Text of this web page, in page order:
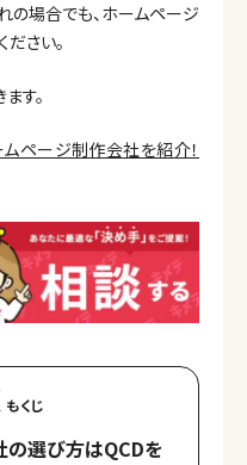
の場合でも、ホームページ
さい。
す。
ページ制作会社を紹介！
の選び方はQCDを